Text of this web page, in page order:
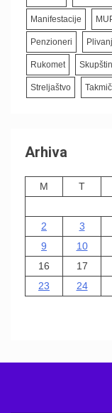
Manifestacije
Penzioneri
Rukomet
Streljaštvo
Arhiva
M
T
2
3
9
10
16
17
23
24